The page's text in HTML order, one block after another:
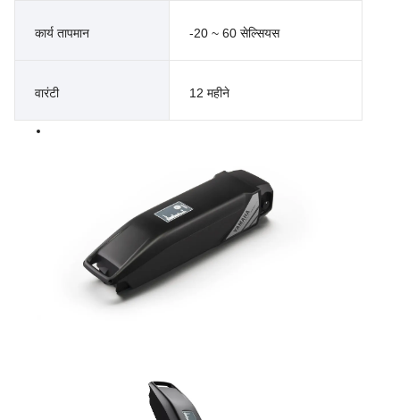
कार्य तापमान -20 ~ 60 सेल्सियस
वारंटी 12 महीने